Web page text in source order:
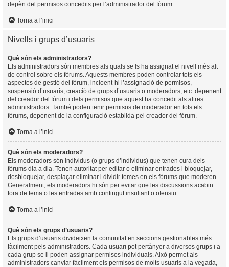
depèn del permisos concedits per l’administrador del fòrum.
Torna a l’inici
Nivells i grups d’usuaris
Què són els administradors?
Els administradors són membres als quals se’ls ha assignat el nivell més alt
de control sobre els fòrums. Aquests membres poden controlar tots els
aspectes de gestió del fòrum, incloent-hi l’assignació de permisos,
suspensió d’usuaris, creació de grups d’usuaris o moderadors, etc. depenent
del creador del fòrum i dels permisos que aquest ha concedit als altres
administradors. També poden tenir permisos de moderador en tots els
fòrums, depenent de la configuració establida pel creador del fòrum.
Torna a l’inici
Què són els moderadors?
Els moderadors són individus (o grups d’individus) que tenen cura dels
fòrums dia a dia. Tenen autoritat per editar o eliminar entrades i bloquejar,
desbloquejar, desplaçar eliminar i dividir temes en els fòrums que moderen.
Generalment, els moderadors hi són per evitar que les discussions acabin
fora de tema o les entrades amb contingut insultant o ofensiu.
Torna a l’inici
Què són els grups d’usuaris?
Els grups d’usuaris divideixen la comunitat en seccions gestionables més
fàcilment pels administradors. Cada usuari pot pertànyer a diversos grups i a
cada grup se li poden assignar permisos individuals. Això permet als
administradors canviar fàcilment els permisos de molts usuaris a la vegada,